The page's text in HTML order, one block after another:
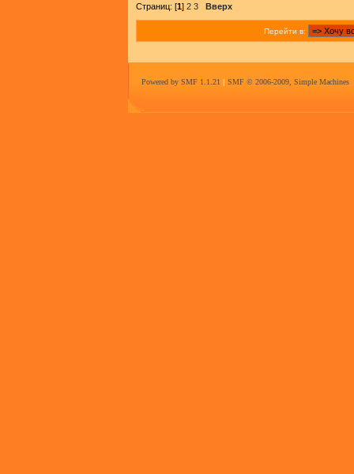
Страниц: [1] 2 3 Вверх
Перейти в:
Powered by SMF 1.1.21 | SMF © 2006-2009, Simple Machines